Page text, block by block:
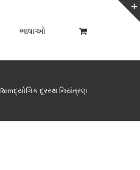
ભાષાઓ
Remદ્યોગિક દૂરસ્થ નિયંત્રણ